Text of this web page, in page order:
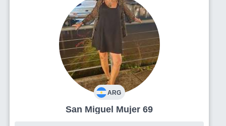
ARG
San Miguel Mujer 69